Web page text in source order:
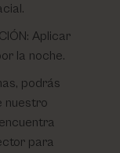
Aplicar
la noche.
podrás
nuestro
para